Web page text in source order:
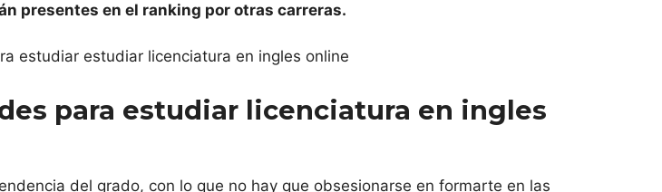
presentes en el ranking por otras carreras.
para estudiar licenciatura en ingles
del grado, con lo que no hay que obsesionarse en formarte en las